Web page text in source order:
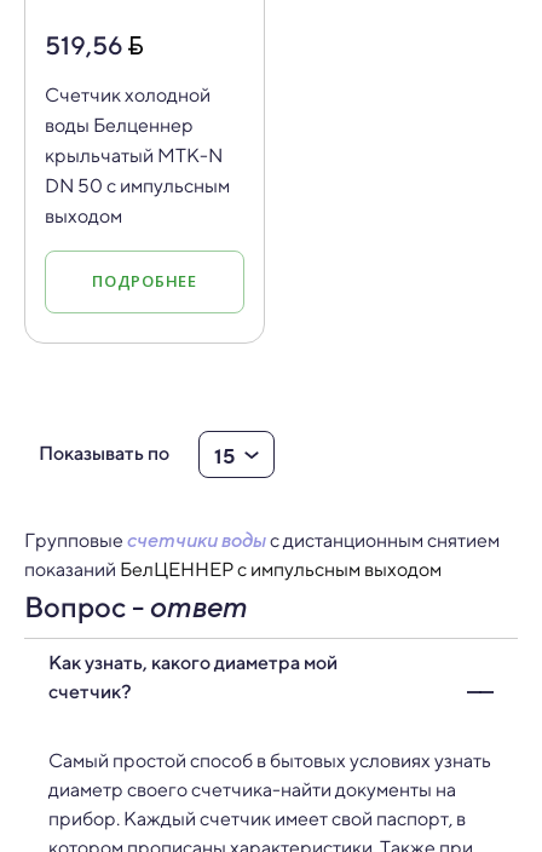
519,56
Счетчик холодной
воды Белценнер
крыльчатый МТК-N
DN 50 с импульсным
выходом
ПОДРОБНЕЕ
Показывать по 15
Групповые счетчики водыс дистанционным снятием
показаний БелЦЕННЕР с импульсным выходом
Вопрос -ответ
Как узнать, какого диаметра мой
счетчик?
Самый простой способ в бытовых условиях узнать
диаметр своего счетчика-найти документы на
прибор. Каждый счетчик имеет свой паспорт, в
котором прописаны характеристики. Также при